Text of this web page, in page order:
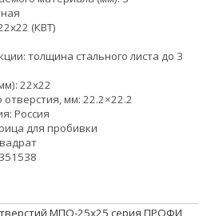
(КВТ)
толщина стального листа до 3
22х22
мм: 22.2×22.2
Россия
для пробивки
МПО-25х25 серия ПРОФИ